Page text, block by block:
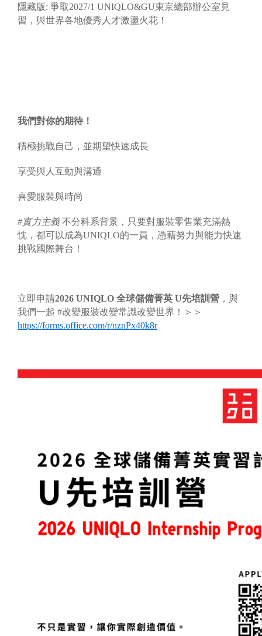
隱藏版: 爭取2027/1 UNIQLO&GU東京總部辦公室見
習，與世界各地優秀人才激盪火花！
我們對你的期待！
積極挑戰自己，並期望快速成長
享受與人互動與溝通
喜愛服裝與時尚
#實力主義不分科系背景，只要對服裝零售業充滿熱
忱，都可以成為UNIQLO的一員，憑藉努力與能力快速
挑戰國際舞台！
立即申請2026 UNIQLO 全球儲備菁英 U先培訓營 ，與
我們一起 #改變服裝改變常識改變世界！＞＞
https://forms.office.com/r/nznPx40k8r